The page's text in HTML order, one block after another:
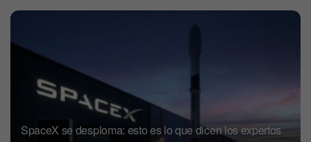
SpaceX se desploma: esto es lo que dicen los expertos